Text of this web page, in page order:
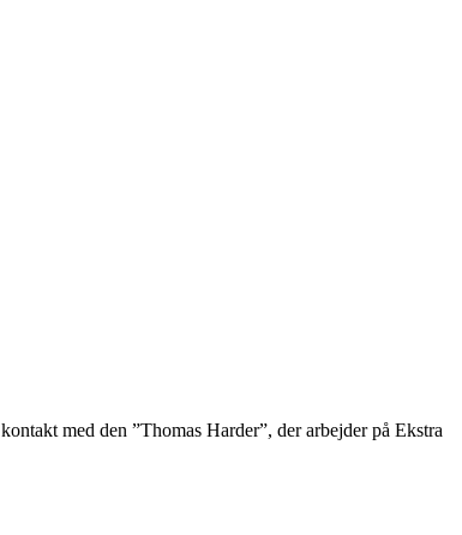
med den ”Thomas Harder”, der arbejder på Ekstra